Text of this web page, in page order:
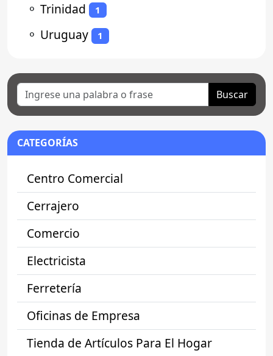
⚬ Trinidad 1
⚬ Uruguay 1
Buscar
CATEGORÍAS
Centro Comercial
Cerrajero
Comercio
Electricista
Ferretería
Oficinas de Empresa
Tienda de Artículos Para El Hogar